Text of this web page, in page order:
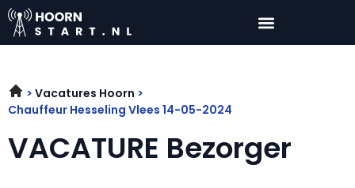
Vacatures Hoorn
Chauffeur Hesseling Vlees 14-05-2024
VACATURE Bezorger